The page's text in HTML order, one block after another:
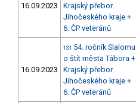
16.09.2023
Krajský přebor
Jihočeského kraje +
6. ČP veteránů
16.09.2023
131 54. ročník Slalomu
o štít města Tábora +
Krajský přebor
Jihočeského kraje +
6. ČP veteránů